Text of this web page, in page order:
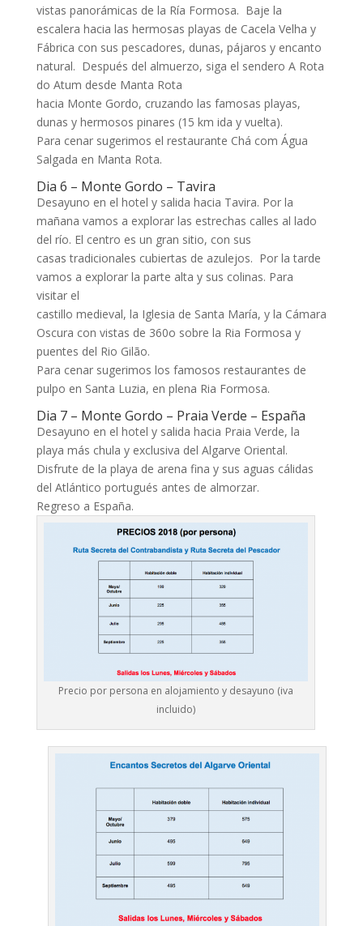
vistas panorámicas de la Ría Formosa. Baje la
escalera hacia las hermosas playas de Cacela Velha y
Fábrica con sus pescadores, dunas, pájaros y encanto
natural. Después del almuerzo, siga el sendero A Rota
do Atum desde Manta Rota
hacia Monte Gordo, cruzando las famosas playas,
dunas y hermosos pinares (15 km ida y vuelta).
Para cenar sugerimos el restaurante Chá com Água
Salgada en Manta Rota.
Dia 6 – Monte Gordo – Tavira
Desayuno en el hotel y salida hacia Tavira. Por la
mañana vamos a explorar las estrechas calles al lado
del río. El centro es un gran sitio, con sus
casas tradicionales cubiertas de azulejos. Por la tarde
vamos a explorar la parte alta y sus colinas. Para
visitar el
castillo medieval, la Iglesia de Santa María, y la Cámara
Oscura con vistas de 360o sobre la Ria Formosa y
puentes del Rio Gilão.
Para cenar sugerimos los famosos restaurantes de
pulpo en Santa Luzia, en plena Ria Formosa.
Dia 7 – Monte Gordo – Praia Verde – España
Desayuno en el hotel y salida hacia Praia Verde, la
playa más chula y exclusiva del Algarve Oriental.
Disfrute de la playa de arena fina y sus aguas cálidas
del Atlántico portugués antes de almorzar.
Regreso a España.
Precio por persona en alojamiento y desayuno (iva
incluido)